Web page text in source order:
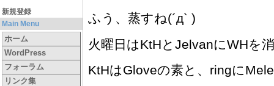
新規登録
Main Menu
ホーム
WordPress
フォーラム
リンク集
ふう、蒸すね(´д` )
火曜日はKtHとJelvanにWHを
KtHはGloveの素と、ringに